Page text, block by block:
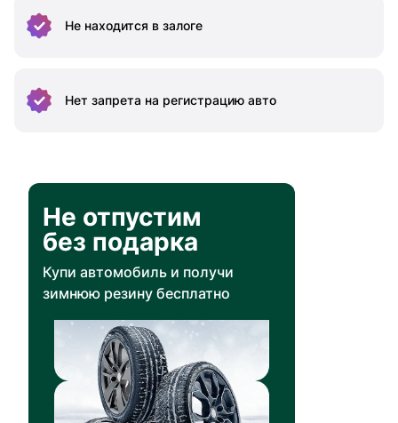
Не находится в залоге
Нет запрета на регистрацию авто
Не отпустим
без подарка
Купи автомобиль и получи
зимнюю резину бесплатно